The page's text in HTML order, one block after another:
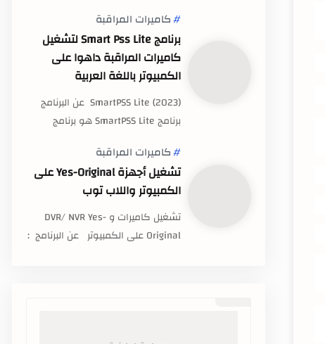
كاميرات المراقبة
برنامج Smart Pss Lite لتشغيل
كاميرات المراقبة داهوا على
الكمبيوتر باللغة العربية
(2023) SmartPSS Lite عن البرنامج
برنامج SmartPSS Lite هو برنامج
كاميرات المراقبة
تشغيل أجهزة Yes-Original على
الكمبيوتر واللاب توب
تشغيل كاميرات و DVR/ NVR Yes-
Original على الكمبيوتر عن البرنامج :